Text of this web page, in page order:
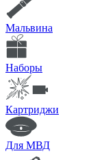
Мальвина
Наборы
Картриджи
Для МВД